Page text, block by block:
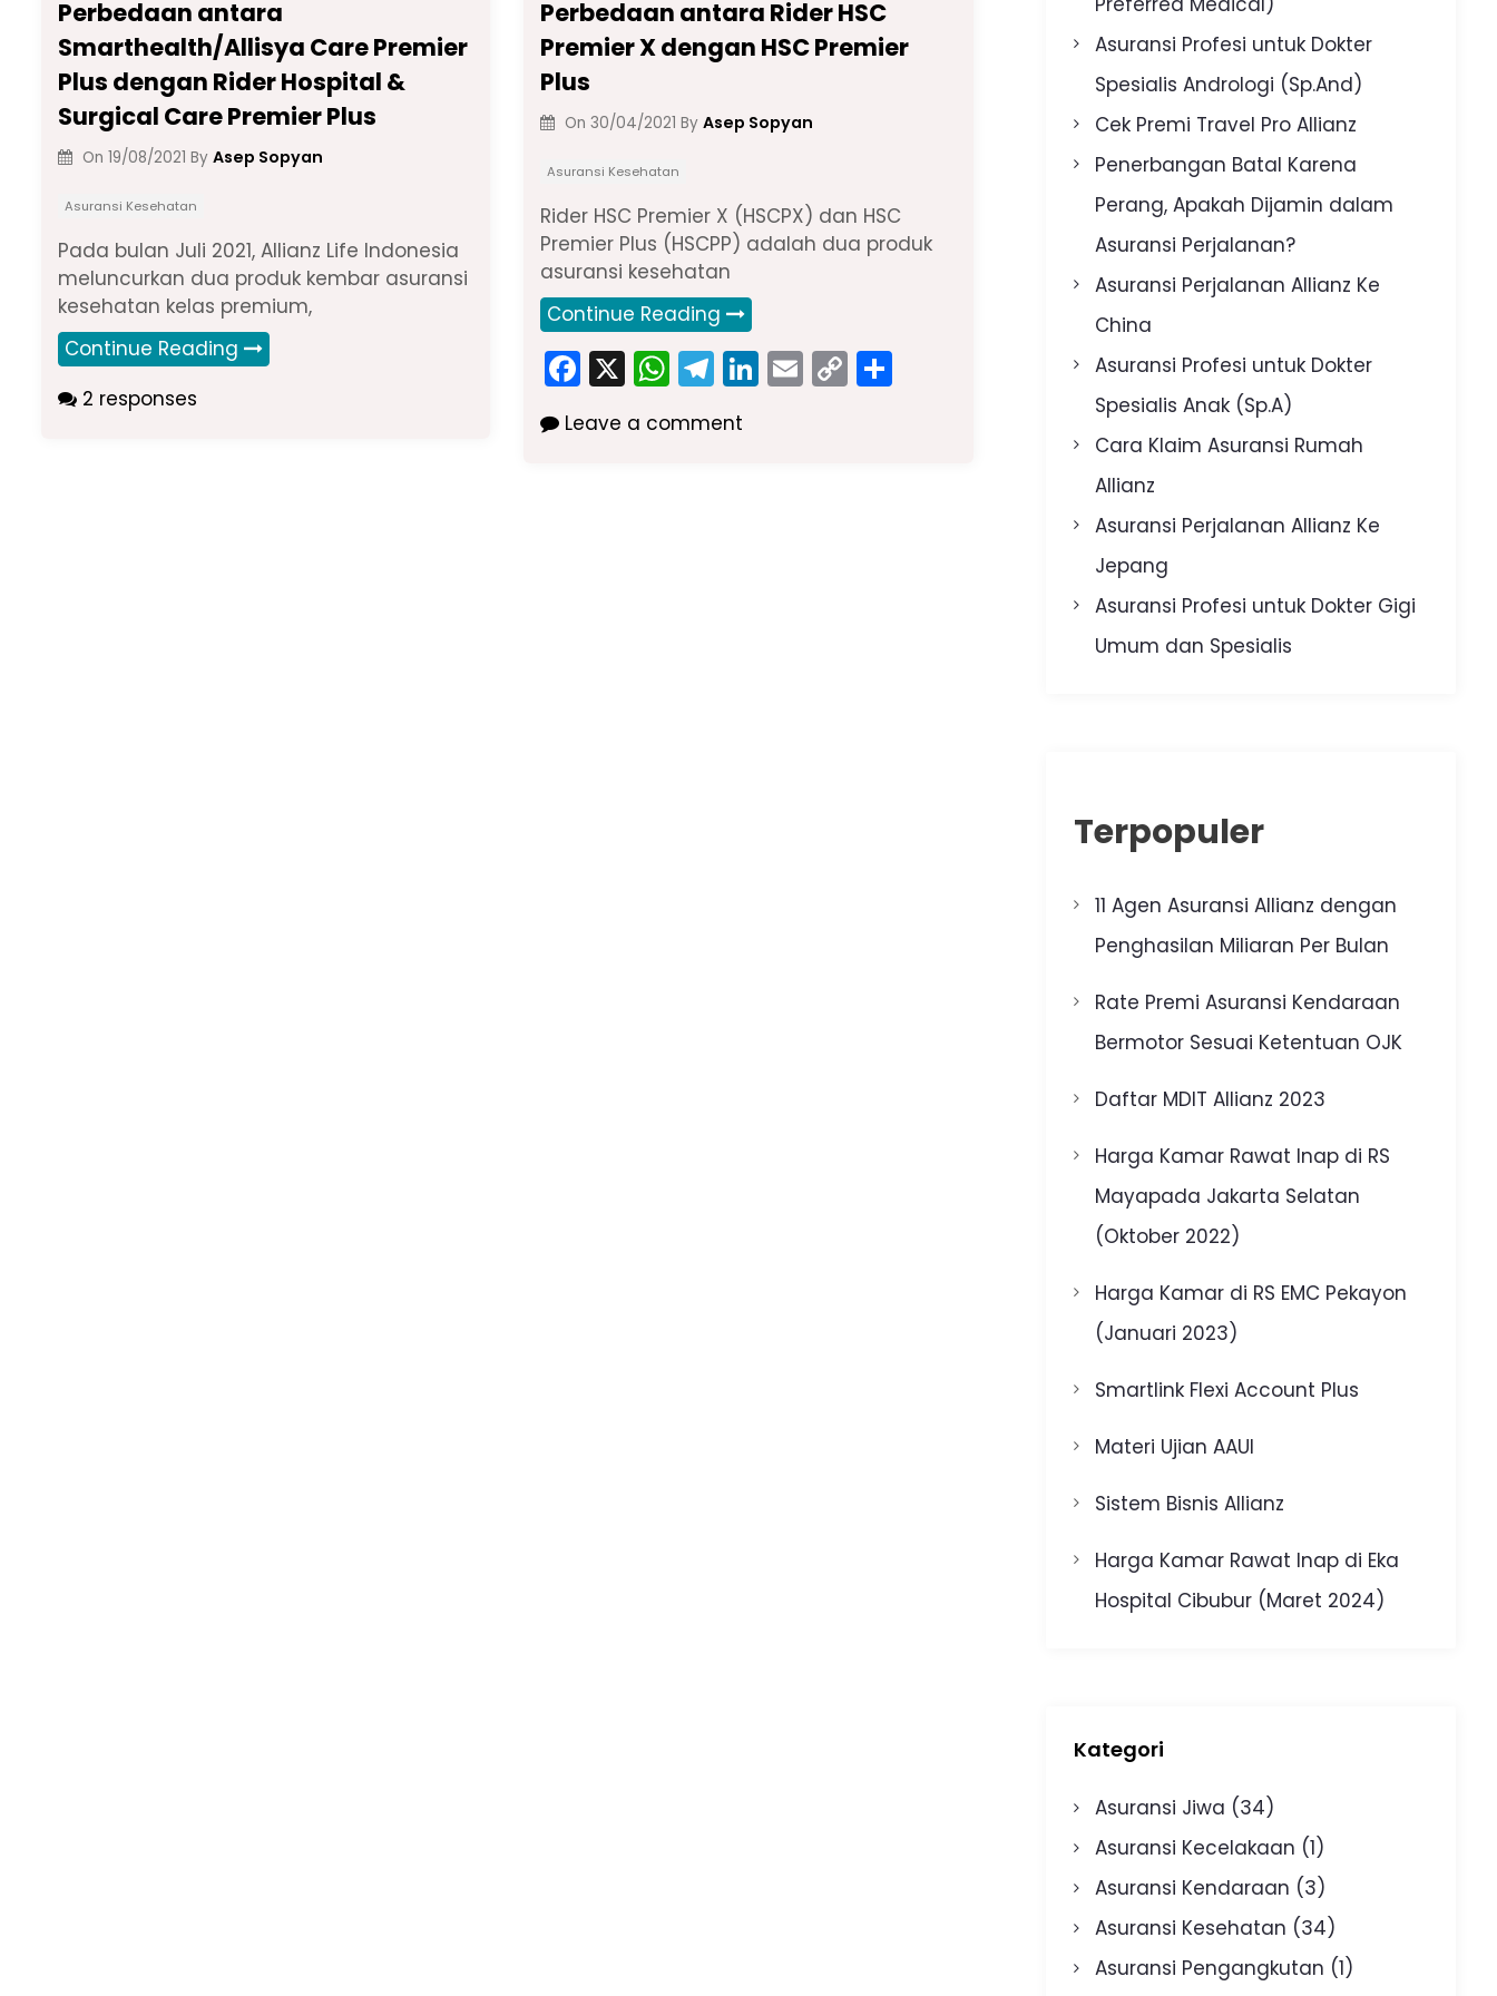
Perbedaan antara
Smarthealth/Allisya Care Premier
Plus dengan Rider Hospital &
Surgical Care Premier Plus
On 19/08/2021 By Asep Sopyan
Asuransi Kesehatan
Pada bulan Juli 2021, Allianz Life Indonesia
meluncurkan dua produk kembar asuransi
kesehatan kelas premium,
Continue Reading
2 responses
Perbedaan antara Rider HSC
Premier X dengan HSC Premier
Plus
On 30/04/2021 By Asep Sopyan
Asuransi Kesehatan
Rider HSC Premier X (HSCPX) dan HSC
Premier Plus (HSCPP) adalah dua produk
asuransi kesehatan
Continue Reading
F
a
c
X W
h
a
T
el
e
Li
n
E
m
C
o
Leave a comment
Asuransi Profesi untuk Dokter
Spesialis Andrologi (Sp.And)
Cek Premi Travel Pro Allianz
Penerbangan Batal Karena
Perang, Apakah Dijamin dalam
Asuransi Perjalanan?
Asuransi Perjalanan Allianz Ke
China
Asuransi Profesi untuk Dokter
Spesialis Anak (Sp.A)
Cara Klaim Asuransi Rumah
Allianz
Asuransi Perjalanan Allianz Ke
Jepang
Asuransi Profesi untuk Dokter Gigi
Umum dan Spesialis
Terpopuler
11 Agen Asuransi Allianz dengan
Penghasilan Miliaran Per Bulan
Rate Premi Asuransi Kendaraan
Bermotor Sesuai Ketentuan OJK
Daftar MDIT Allianz 2023
Harga Kamar Rawat Inap di RS
Mayapada Jakarta Selatan
(Oktober 2022)
Harga Kamar di RS EMC Pekayon
(Januari 2023)
Smartlink Flexi Account Plus
Materi Ujian AAUI
Sistem Bisnis Allianz
Harga Kamar Rawat Inap di Eka
Hospital Cibubur (Maret 2024)
Kategori
Asuransi Jiwa (34)
Asuransi Kecelakaan (1)
Asuransi Kendaraan (3)
Asuransi Kesehatan (34)
Asuransi Pengangkutan (1)